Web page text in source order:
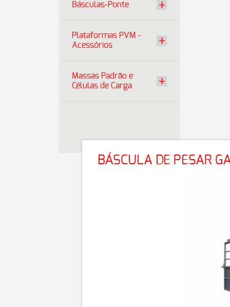
Básculas-Ponte
Plataformas PVM -
Acessórios
Massas Padrão e
Células de Carga
BÁSCULA DE PESAR